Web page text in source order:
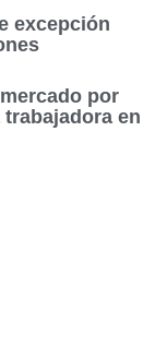
excepción
por
en